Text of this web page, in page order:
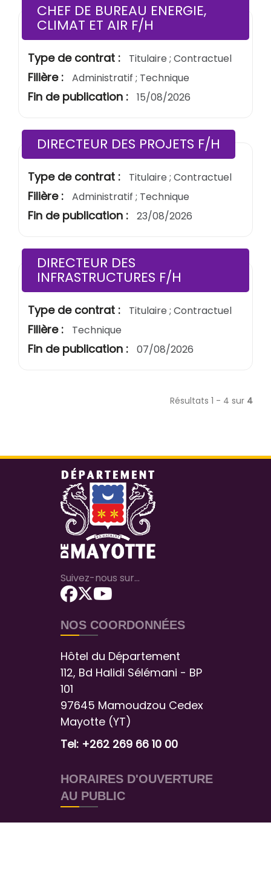
CHEF DE BUREAU ENERGIE,
CLIMAT ET AIR F/H
Type de contrat : Titulaire ; Contractuel
Filière : Administratif ; Technique
Fin de publication : 15/08/2026
DIRECTEUR DES PROJETS F/H
Type de contrat : Titulaire ; Contractuel
Filière : Administratif ; Technique
Fin de publication : 23/08/2026
DIRECTEUR DES
INFRASTRUCTURES F/H
Type de contrat : Titulaire ; Contractuel
Filière : Technique
Fin de publication : 07/08/2026
Résultats 1 - 4 sur 4
Suivez-nous sur...
NOS COORDONNÉES
Hôtel du Département
112, Bd Halidi Sélémani - BP
101
97645 Mamoudzou Cedex
Mayotte (YT)
Tel: +262 269 66 10 00
HORAIRES D'OUVERTURE
AU PUBLIC
Du lundi au jeudi :